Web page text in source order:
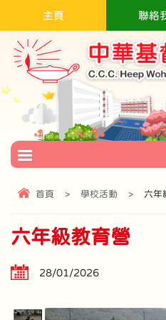
主頁 聯絡
首頁 > 學校活動 > 六年
六年級教育營
28/01/2026